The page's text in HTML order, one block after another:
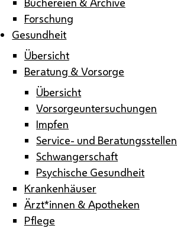
Forschung
Gesundheit
Übersicht
Beratung & Vorsorge
Übersicht
Vorsorgeuntersuchungen
Impfen
Service- und Beratungsstellen
Schwangerschaft
Psychische Gesundheit
Krankenhäuser
Ärzt*innen & Apotheken
Pflege